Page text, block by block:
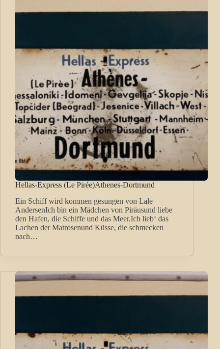
Hellas-Express (Le Pirée)Athenes-Dortmund
Ein Schiff wird kommen gesungen von Lale
AndersenIch bin ein Mädchen von Piräusund liebe
den Hafen, die Schiffe und das Meer.Ich lieb‘ das
Lachen der Matrosenund Küsse, die schmecken
nach…